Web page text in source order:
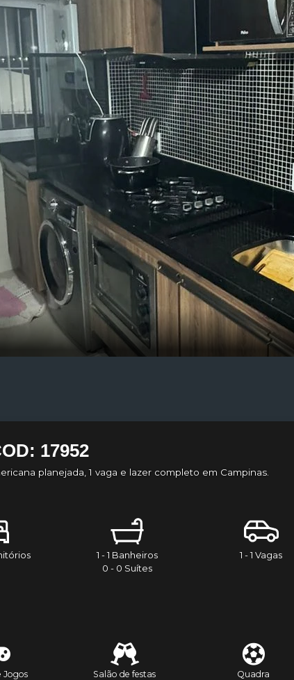
17952
planejada, 1 vaga e lazer completo em Campinas.
1 - 1 Banheiros
0 - 0 Suítes
1 - 1 Vagas
Jogos Salão de festas Quadra